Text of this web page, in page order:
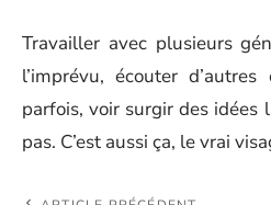
Travailler avec plusieurs
l’imprévu, écouter
parfois, voir surgir des idées
pas. C’est aussi ça, le vrai